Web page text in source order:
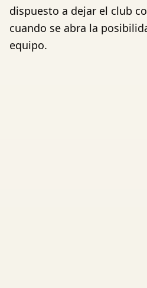
dispuesto a dejar el club
cuando se abra la
equipo.